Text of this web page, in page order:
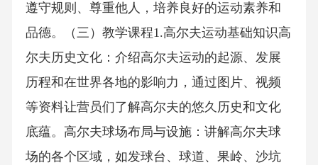
遵守规则、尊重他人，培养良好的运动素养和
品德。（三）教学课程1.高尔夫运动基础知识高
尔夫历史文化：介绍高尔夫运动的起源、发展
历程和在世界各地的影响力，通过图片、视频
等资料让营员们了解高尔夫的悠久历史和文化
底蕴。高尔夫球场布局与设施：讲解高尔夫球
场的各个区域，如发球台、球道、果岭、沙坑